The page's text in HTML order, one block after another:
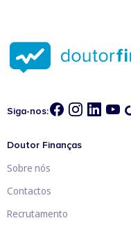
Siga-nos:
Doutor Finanças
Sobre nós
Contactos
Recrutamento